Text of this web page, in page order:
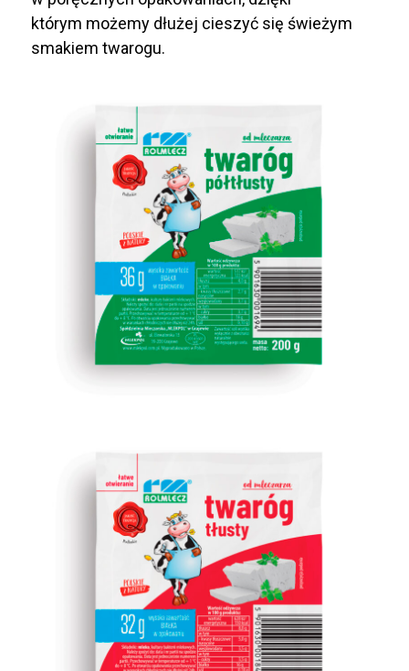
którym możemy dłużej cieszyć się świeżym
smakiem twarogu.